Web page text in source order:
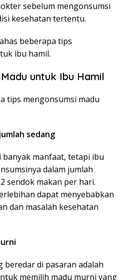
sebelum mengonsumsi
kesehatan tertentu.
beberapa tips
ibu hamil.
untuk Ibu Hamil
tips mengonsumsi madu
sedang
manfaat, tetapi ibu
dalam jumlah
sendok makan per hari.
dapat menyebabkan
dan masalah kesehatan
beredar di pasaran adalah
memilih madu murni yang